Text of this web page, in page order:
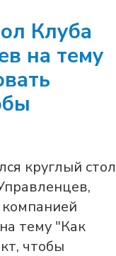
Клуба
на тему
круглый стол
тему "Как
чтобы